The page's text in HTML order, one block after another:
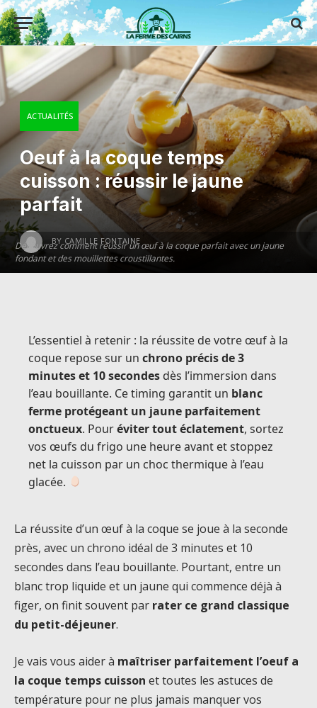
Découvrez comment réussir un œuf à la coque parfait avec un jaune
fondant et des mouillettes croustillantes.
ACTUALITÉS
Oeuf à la coque temps
cuisson : réussir le jaune
parfait
BY CAMILLE FONTAINE
L’essentiel à retenir : la réussite de votre œuf à la
coque repose sur un chrono précis de 3
minutes et 10 secondes dès l’immersion dans
l’eau bouillante. Ce timing garantit un blanc
ferme protégeant un jaune parfaitement
onctueux. Pouréviter tout éclatement, sortez
vos œufs du frigo une heure avant et stoppez
net la cuisson par un choc thermique à l’eau
glacée.
La réussite d’un œuf à la coque se joue à la seconde
près, avec un chrono idéal de 3 minutes et 10
secondes dans l’eau bouillante. Pourtant, entre un
blanc trop liquide et un jaune qui commence déjà à
figer, on finit souvent par rater ce grand classique
du petit-déjeuner.
Je vais vous aider à maîtriser parfaitement l’oeuf a
la coque temps cuisson et toutes les astuces de
température pour ne plus jamais manquer vos